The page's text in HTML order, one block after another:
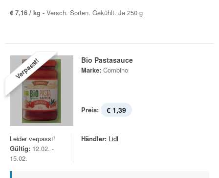
€ 7,16 / kg - Versch. Sorten. Gekühlt. Je 250 g
Verpasst! Bio Pastasauce
Marke: Combino
Preis: € 1,39
Leider verpasst!
Gültig: 12.02. -
15.02.
Händler: Lidl